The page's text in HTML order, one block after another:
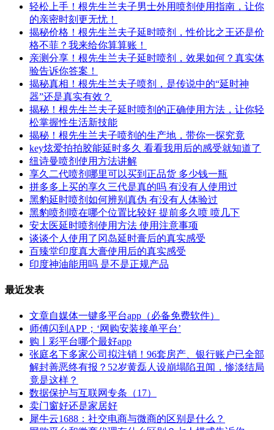
轻松上手！根先生兰夫子男士外用喷剂使用指南，让你
的亲密时刻更无忧！
揭秘价格！根先生兰夫子延时喷剂，性价比之王还是价
格不菲？我来给你算算账！
亲测分享！根先生兰夫子延时喷剂，效果如何？真实体
验告诉你答案！
揭秘真相！根先生兰夫子喷剂，是传说中的“延时神
器”还是真实有效？
揭秘！根先生兰夫子延时喷剂的正确使用方法，让你轻
松掌握性生活新技能
揭秘！根先生兰夫子喷剂的生产地，带你一探究竟
key炫爱拍拍胶能延时多久 看看我用后的感受就知道了
纽诗曼喷剂使用方法讲解
享久二代喷剂哪里可以买到正品货 多少钱一瓶
拼多多上买的享久三代是真的吗 有没有人使用过
黑豹延时喷剂如何辨别真伪 有没有人体验过
黑豹喷剂喷在哪个位置比较好 提前多久喷 喷几下
安太医延时喷剂使用方法 使用注意事项
谈谈个人使用了冈岛延时膏后的真实感受
百臻堂印度真大膏使用后的真实感受
印度神油能用吗 是不是正规产品
最近发表
文章自媒体一键多平台app（必备免费软件）
师傅闪到APP；‘网购安装接单平台’
购丨彩平台哪个最好app
张庭名下多家公司拟注销！96套房产、银行账户已全部
解封善恶终有报？52岁黄磊人设崩塌陷丑闻，惨淡结局
竟是这样？
数据保护与互联网专条（17）
卖门窗好还是家居好
犀牛云1688：社交电商与微商的区别是什么？